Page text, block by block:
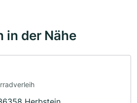
in der Nähe